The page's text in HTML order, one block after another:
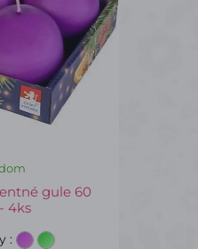
gule 60
4ks
: